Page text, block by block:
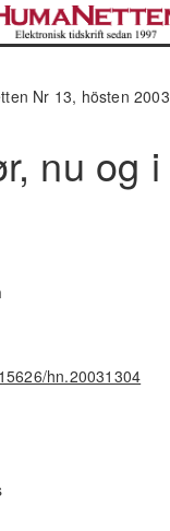
Nr 13, hösten 2003
nu og i
hn.20031304